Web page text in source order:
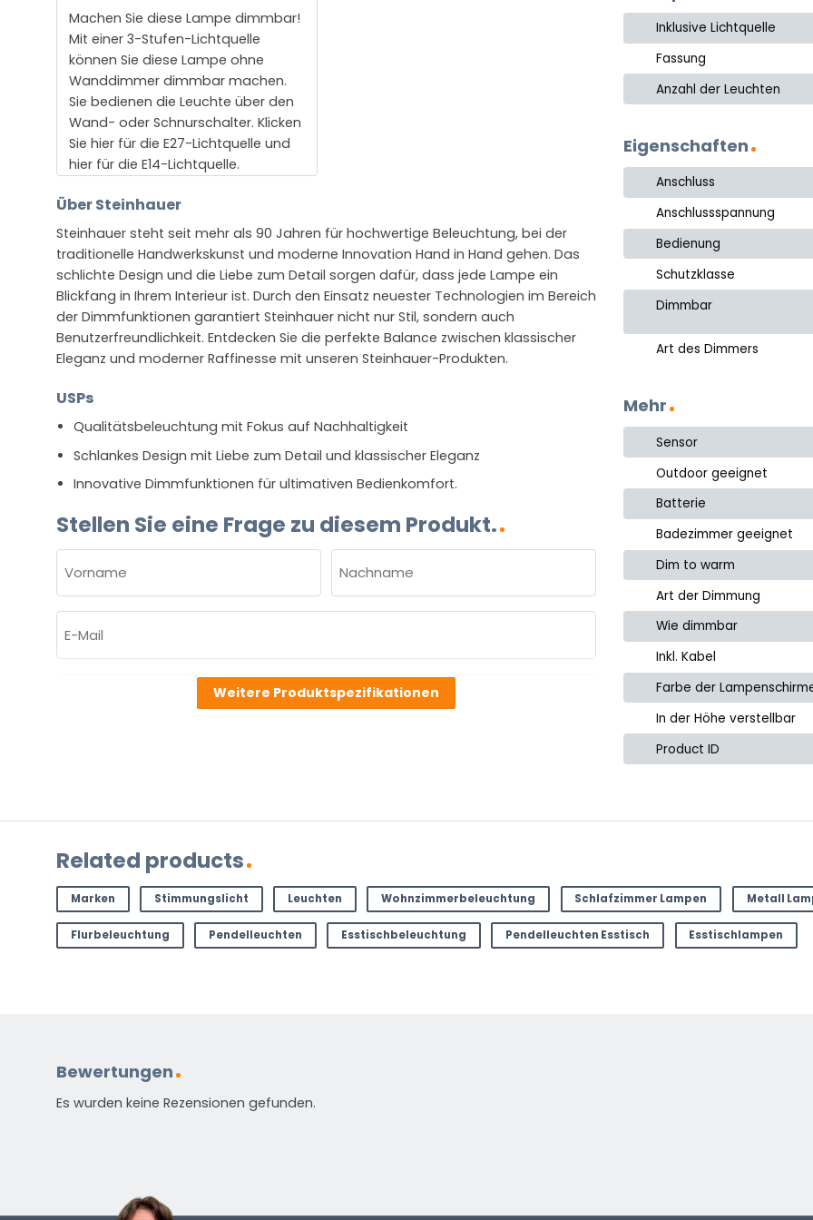
Machen Sie diese Lampe dimmbar!
Mit einer 3-Stufen-Lichtquelle
können Sie diese Lampe ohne
Wanddimmer dimmbar machen.
Sie bedienen die Leuchte über den
Wand- oder Schnurschalter. Klicken
Sie hier für die E27-Lichtquelle und
hier für die E14-Lichtquelle.
Über Steinhauer
Steinhauer steht seit mehr als 90 Jahren für hochwertige Beleuchtung, bei der
traditionelle Handwerkskunst und moderne Innovation Hand in Hand gehen. Das
schlichte Design und die Liebe zum Detail sorgen dafür, dass jede Lampe ein
Blickfang in Ihrem Interieur ist. Durch den Einsatz neuester Technologien im Bereich
der Dimmfunktionen garantiert Steinhauer nicht nur Stil, sondern auch
Benutzerfreundlichkeit. Entdecken Sie die perfekte Balance zwischen klassischer
Eleganz und moderner Raffinesse mit unseren Steinhauer-Produkten.
USPs
Qualitätsbeleuchtung mit Fokus auf Nachhaltigkeit
Schlankes Design mit Liebe zum Detail und klassischer Eleganz
Innovative Dimmfunktionen für ultimativen Bedienkomfort.
Stellen Sie eine Frage zu diesem Produkt.
(ERFORDERLICH)
Vorname Nachname
Mail
Produkt?
Anleitung in verschiedenen Sprachen
Energieetikett
Kontaktieren Sie uns. Sie erreichen uns per E-Mail unter
info@vivaleuchten.de.
Weitere Produktspezifikationen
Inklusive Lichtquelle
Fassung
Anzahl der Leuchten
Eigenschaften
Anschluss
Anschlussspannung
Bedienung
Schutzklasse
Dimmbar
Art des Dimmers
Mehr
Sensor
Outdoor geeignet
Batterie
Badezimmer geeignet
Dim to warm
Art der Dimmung
Wie dimmbar
Inkl. Kabel
Farbe der
In der Höhe verstellbar
Product ID
Related products
Marken Stimmungslicht Leuchten Wohnzimmerbeleuchtung Schlafzimmer Lampen Metall
Flurbeleuchtung Pendelleuchten Esstischbeleuchtung Pendelleuchten Esstisch Esstischlampen
Bewertungen
Es wurden keine Rezensionen gefunden.